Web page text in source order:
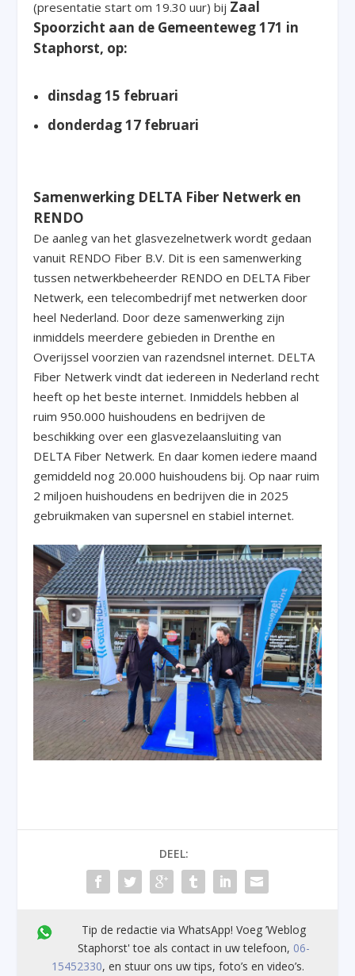
(presentatie start om 19.30 uur) bij Zaal
Spoorzicht aan de Gemeenteweg 171 in
Staphorst, op:
dinsdag 15 februari
donderdag 17 februari
Samenwerking DELTA Fiber Netwerk en
RENDO
De aanleg van het glasvezelnetwerk wordt gedaan
vanuit RENDO Fiber B.V. Dit is een samenwerking
tussen netwerkbeheerder RENDO en DELTA Fiber
Netwerk, een telecombedrijf met netwerken door
heel Nederland. Door deze samenwerking zijn
inmiddels meerdere gebieden in Drenthe en
Overijssel voorzien van razendsnel internet. DELTA
Fiber Netwerk vindt dat iedereen in Nederland recht
heeft op het beste internet. Inmiddels hebben al
ruim 950.000 huishoudens en bedrijven de
beschikking over een glasvezelaansluiting van
DELTA Fiber Netwerk. En daar komen iedere maand
gemiddeld nog 20.000 huishoudens bij. Op naar ruim
2 miljoen huishoudens en bedrijven die in 2025
gebruikmaken van supersnel en stabiel internet.
DEEL:
Tip de redactie via WhatsApp! Voeg ’Weblog
Staphorst' toe als contact in uw telefoon, 06-
15452330, en stuur ons uw tips, foto’s en video’s.